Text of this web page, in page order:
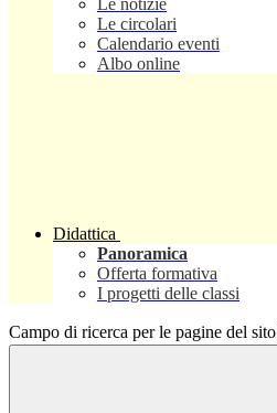
Le notizie
Le circolari
Calendario eventi
Albo online
Didattica
Panoramica
Offerta formativa
I progetti delle classi
Campo di ricerca per le pagine del sito